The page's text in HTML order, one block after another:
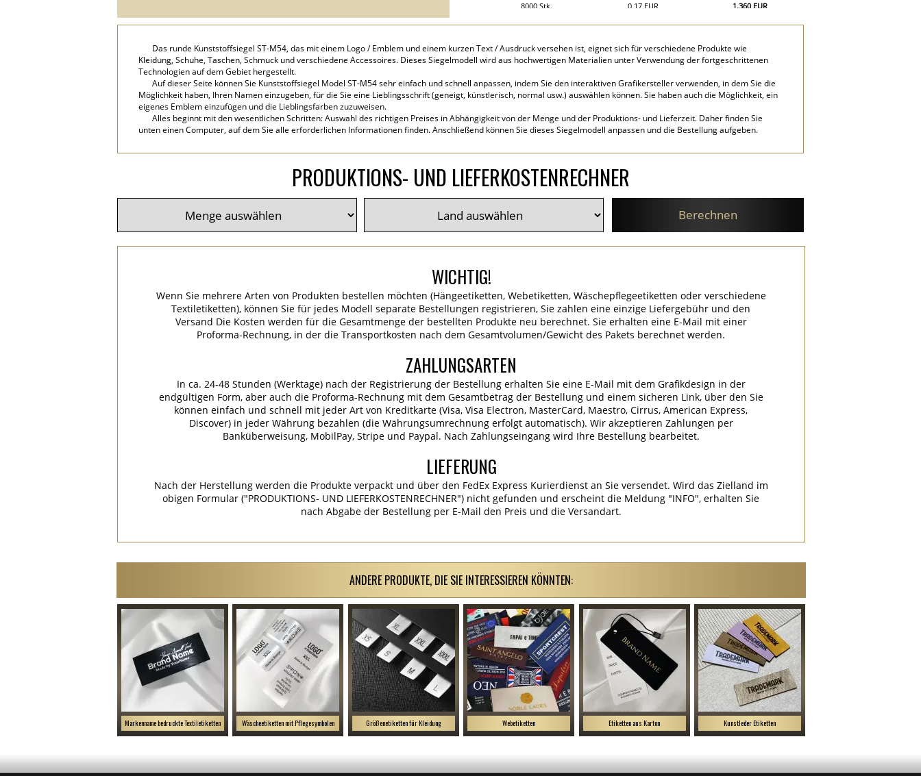
8000 Stk.
0,17 EUR
1.360 EUR
15000 Stk.
0,13 EUR
1.950 EUR
Das runde Kunststoffsiegel ST-M54, das mit einem Logo / Emblem und einem kurzen Text / Ausdruck versehen ist, eignet sich für verschiedene Produkte wie
Kleidung, Schuhe, Taschen, Schmuck und verschiedene Accessoires. Dieses Siegelmodell wird aus hochwertigen Materialien unter Verwendung der fortgeschrittenen
Technologien auf dem Gebiet hergestellt.
Auf dieser Seite können Sie Kunststoffsiegel Model ST-M54 sehr einfach und schnell anpassen, indem Sie den interaktiven Grafikersteller verwenden, in dem Sie die
Möglichkeit haben, Ihren Namen einzugeben, für die Sie eine Lieblingsschrift (geneigt, künstlerisch, normal usw.) auswählen können. Sie haben auch die Möglichkeit, ein
eigenes Emblem einzufügen und die Lieblingsfarben zuzuweisen.
Alles beginnt mit den wesentlichen Schritten: Auswahl des richtigen Preises in Abhängigkeit von der Menge und der Produktions- und Lieferzeit. Daher finden Sie
unten einen Computer, auf dem Sie alle erforderlichen Informationen finden. Anschließend können Sie dieses Siegelmodell anpassen und die Bestellung aufgeben.
PRODUKTIONS- UND LIEFERKOSTENRECHNER
Berechnen
WICHTIG!
Wenn Sie mehrere Arten von Produkten bestellen möchten (Hängeetiketten, Webetiketten, Wäschepflegeetiketten oder verschiedene
Textiletiketten), können Sie für jedes Modell separate Bestellungen registrieren, Sie zahlen eine einzige Liefergebühr und den
Versand Die Kosten werden für die Gesamtmenge der bestellten Produkte neu berechnet. Sie erhalten eine E-Mail mit einer
Proforma-Rechnung, in der die Transportkosten nach dem Gesamtvolumen/Gewicht des Pakets berechnet werden.
ZAHLUNGSARTEN
In ca. 24-48 Stunden (Werktage) nach der Registrierung der Bestellung erhalten Sie eine E-Mail mit dem Grafikdesign in der
endgültigen Form, aber auch die Proforma-Rechnung mit dem Gesamtbetrag der Bestellung und einem sicheren Link, über den Sie
können einfach und schnell mit jeder Art von Kreditkarte (Visa, Visa Electron, MasterCard, Maestro, Cirrus, American Express,
Discover) in jeder Währung bezahlen (die Währungsumrechnung erfolgt automatisch). Wir akzeptieren Zahlungen per
Banküberweisung, MobilPay, Stripe und Paypal. Nach Zahlungseingang wird Ihre Bestellung bearbeitet.
LIEFERUNG
Nach der Herstellung werden die Produkte verpackt und über den FedEx Express Kurierdienst an Sie versendet. Wird das Zielland im
obigen Formular ("PRODUKTIONS- UND LIEFERKOSTENRECHNER") nicht gefunden und erscheint die Meldung "INFO", erhalten Sie
nach Abgabe der Bestellung per E-Mail den Preis und die Versandart.
ANDERE PRODUKTE, DIE SIE INTERESSIEREN KÖNNTEN:
Markenname bedruckte Textiletiketten Wäscheetiketten mit Pflegesymbolen Größenetiketten für Kleidung Webetiketten Etiketten aus Karton Kunstleder Etiketten